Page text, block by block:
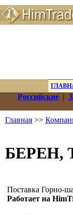
Российские|
Главная >>
БЕРЕН,
Поставка Горно-
Работает на